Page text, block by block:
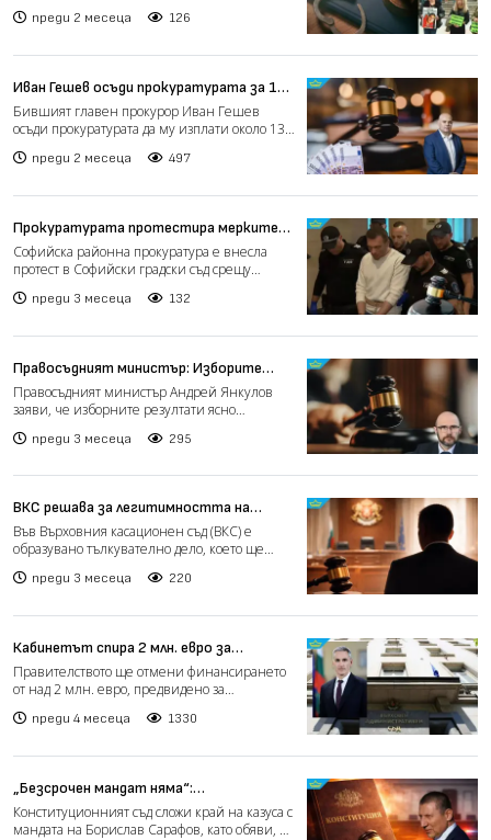
преди 2 месеца 126
Иван Гешев осъди прокуратурата за 130
000 евро обезщетение
Бившият главен прокурор Иван Гешев
осъди прокуратурата да му изплати около 130
преди 2 месеца 497
Прокуратурата протестира мерките
на подсъдимите по случая „Хасърджиев“
Софийска районна прокуратура е внесла
протест в Софийски градски съд срещу
преди 3 месеца 132
Правосъдният министър: Изборите
имат своя победител, сега е време за
съдебна реформа
Правосъдният министър Андрей Янкулов
заяви, че изборните резултати ясно
преди 3 месеца 295
ВКС решава за легитимността на
Сарафов
Във Върховния касационен съд (ВКС) е
образувано тълкувателно дело, което ще
преди 3 месеца 220
Кабинетът спира 2 млн. евро за
разширение на ВАС
Правителството ще отмени финансирането
от над 2 млн. евро, предвидено за
преди 4 месеца 1330
„Безсрочен мандат няма“:
Конституционният съд поряза Сарафов
Конституционният съд сложи край на казуса с
мандата на Борислав Сарафов, като обяви, че